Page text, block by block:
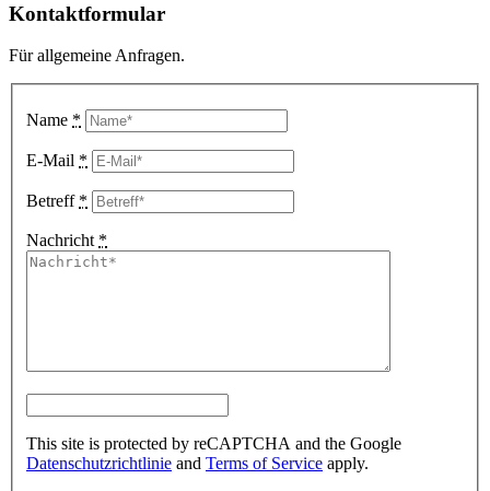
Kontaktformular
Für allgemeine Anfragen.
Name *
E-Mail *
Betreff *
Nachricht *
This site is protected by reCAPTCHA and the Google
Datenschutzrichtlinie and Terms of Service apply.